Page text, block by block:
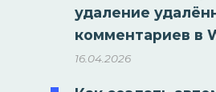
удаление
комментариев в
16.04.2026